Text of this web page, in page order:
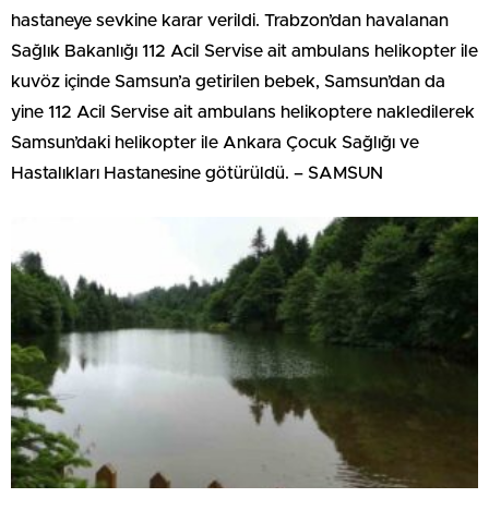
hastaneye sevkine karar verildi. Trabzon’dan havalanan
Sağlık Bakanlığı 112 Acil Servise ait ambulans helikopter ile
kuvöz içinde Samsun’a getirilen bebek, Samsun’dan da
yine 112 Acil Servise ait ambulans helikoptere nakledilerek
Samsun’daki helikopter ile Ankara Çocuk Sağlığı ve
Hastalıkları Hastanesine götürüldü. – SAMSUN